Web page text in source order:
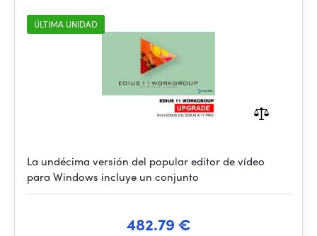
ÚLTIMA UNIDAD
La undécima versión del popular editor de vídeo
para Windows incluye un conjunto
482.79 €